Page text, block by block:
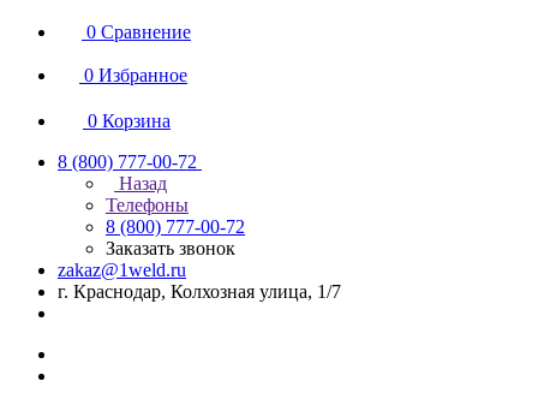
0 Сравнение
0 Избранное
0 Корзина
8 (800) 777-00-72
Назад
Телефоны
8 (800) 777-00-72
Заказать звонок
zakaz@1weld.ru
г. Краснодар, Колхозная улица, 1/7